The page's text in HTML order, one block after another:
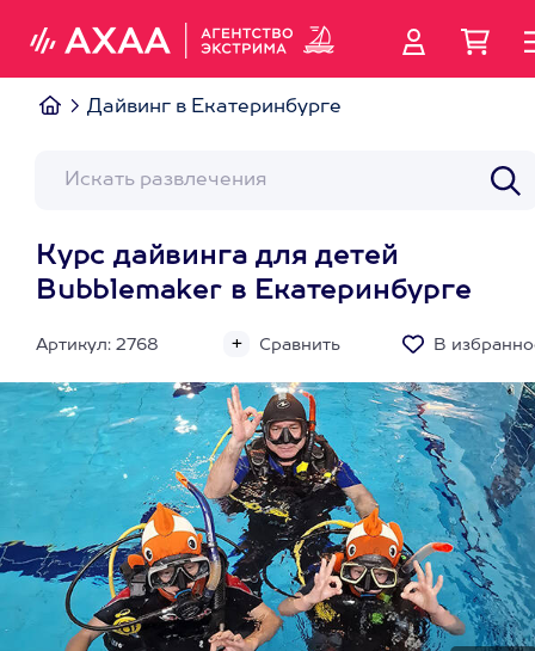
Дайвинг в Екатеринбурге
Курс дайвинга для детей
Bubblemaker в Екатеринбурге
Артикул: 2768 Сравнить В